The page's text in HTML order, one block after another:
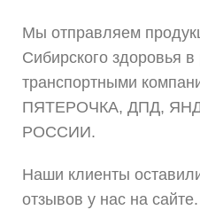
Мы отправляем
Сибирского здоровья
транспортными
ПЯТЕРОЧКА, ДПД,
РОССИИ.
Наши клиенты
отзывов у нас на сайте.